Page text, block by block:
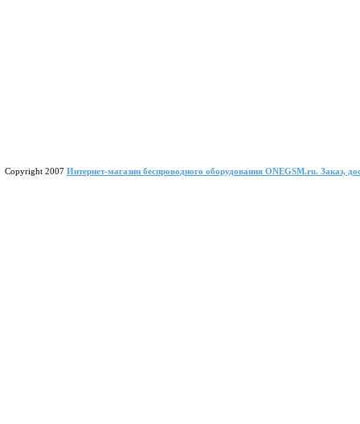
Copyright 2007 Интернет-магазин беспроводного оборудования ONEGSM.ru. Заказ,